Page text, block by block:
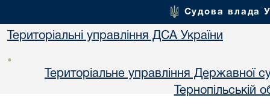
Судова влада
Територіальні управління ДСА України
•
Територіальне управління Державної
Тернопільській